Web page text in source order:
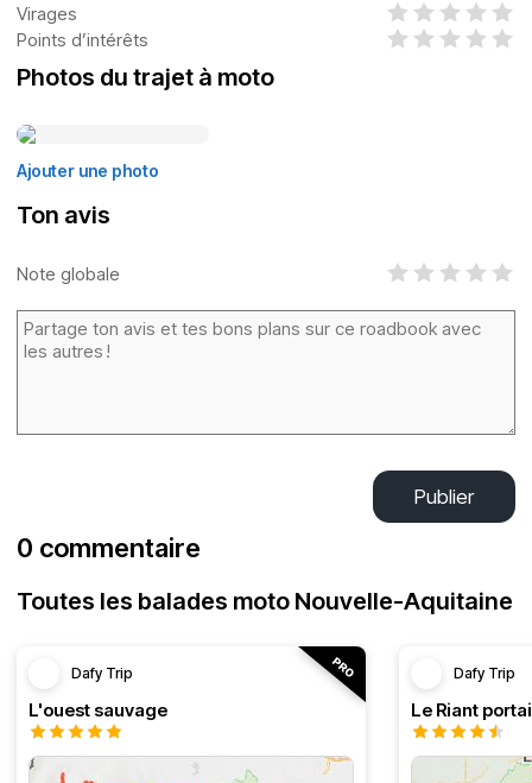
Virages
Points d’intérêts
Photos du trajet à moto
Ajouter une photo
Ton avis
Note globale
Publier
0 commentaire
Toutes les balades moto Nouvelle-Aquitaine
Dafy Trip
L'ouest sauvage
Dafy Trip
Le Riant